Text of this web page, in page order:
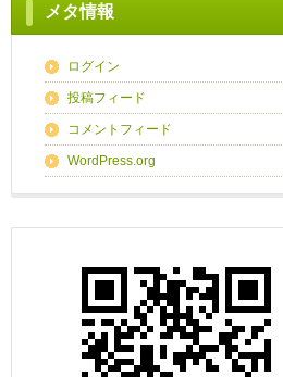
メタ情報
ログイン
投稿フィード
コメントフィード
WordPress.org